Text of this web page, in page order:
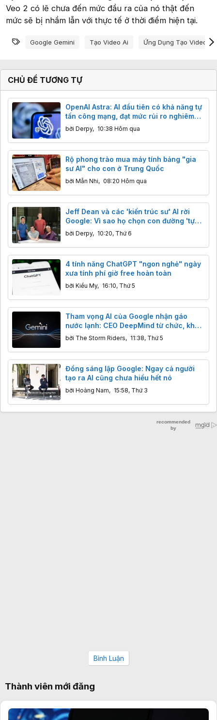
Veo 2 có lẽ chưa đến mức đầu ra của nó thật đến
mức sẽ bị nhầm lẫn với thực tế ở thời điểm hiện tại.
Từ khóa
Google Gemini Tạo Video Ai Ứng Dụng Tạo Video Ai
CHỦ ĐỀ TƯƠNG TỰ
OpenAI Astra: AI đầu tiên có khả năng tự
tấn công mạng, đạt mức rủi ro nghiêm
trọng
bởi Derpy, 10:38 Hôm qua
Rộ phong trào mua máy tính bảng "gia
sư AI" cho con ở Trung Quốc
bởi Mẫn Nhi, 08:20 Hôm qua
Jeff Dean và các 'kiến trúc sư' AI rời
Google: Vì sao họ chọn con đường 'tự
cải tiến'?
bởi Derpy, 10:20, Thứ 6
4 tính năng ChatGPT "ngon nghẻ" ngày
xưa tính phí giờ free hoàn toàn
bởi Kiều My, 16:10, Thứ 5
Tham vọng AI của Google nhận gáo
nước lạnh: CEO DeepMind từ chức, khả
năng lập trình của Gemini bị Claude,
GPT cho "ngửi khói"
bởi The Storm Riders, 11:38, Thứ 5
Đồng sáng lập Google: Ngay cả người
tạo ra AI cũng chưa hiểu hết nó
bởi Hoàng Nam, 15:58, Thứ 3
Bình Luận
Thành viên mới đăng